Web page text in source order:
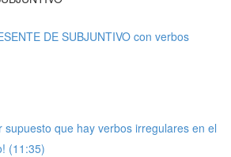
DE SUBJUNTIVO con verbos
supuesto que hay verbos irregulares en el
(11:35)